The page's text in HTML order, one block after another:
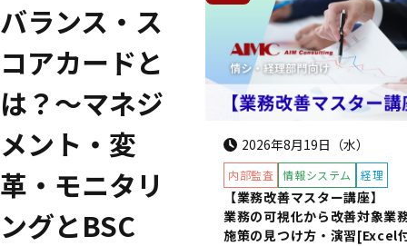
バランス・ス
コアカードと
は？～マネジ
メント・変
革・モニタリ
ングとBSC
2026年8月19日（水）
内部監査 情報システム 経理
【業務改善マスター講座】
業務の可視化から改善対象業
施策の見つけ方・演習[Excel